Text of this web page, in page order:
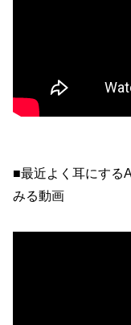
■最近よく耳にする
みる動画